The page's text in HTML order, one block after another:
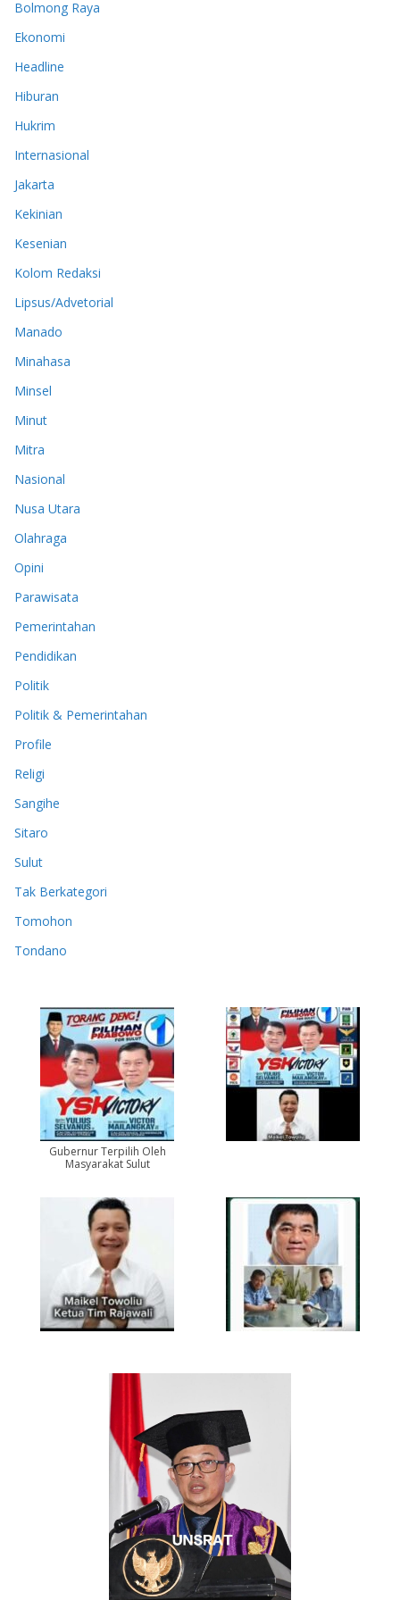
Bolmong Raya
Ekonomi
Headline
Hiburan
Hukrim
Internasional
Jakarta
Kekinian
Kesenian
Kolom Redaksi
Lipsus/Advetorial
Manado
Minahasa
Minsel
Minut
Mitra
Nasional
Nusa Utara
Olahraga
Opini
Parawisata
Pemerintahan
Pendidikan
Politik
Politik & Pemerintahan
Profile
Religi
Sangihe
Sitaro
Sulut
Tak Berkategori
Tomohon
Tondano
Gubernur Terpilih Oleh
Masyarakat Sulut